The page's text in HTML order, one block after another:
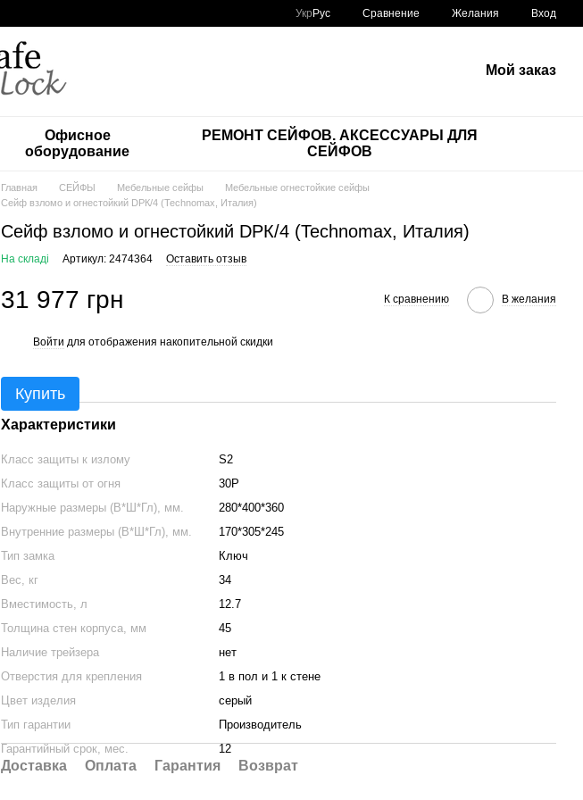
Укр Рус Сравнение Желания Вход
Мой заказ
Офисное
оборудование
РЕМОНТ СЕЙФОВ. АКСЕССУАРЫ ДЛЯ
СЕЙФОВ
Главная СЕЙФЫ Мебельные сейфы
Мебельные огнестойкие сейфы
Сейф взломо и огнестойкий DPК/4 (Technomax, Италия)
Сейф взломо и огнестойкий DPК/4 (Technomax, Италия)
На складі Артикул: 2474364 Оставить отзыв
31 977 грн К сравнению В желания
Войти для отображения накопительной скидки
Купить
Характеристики
Класс защиты к излому
S2
Класс защиты от огня
30P
Наружные размеры (В*Ш*Гл), мм.
280*400*360
Внутренние размеры (В*Ш*Гл), мм.
170*305*245
Тип замка
Ключ
Вес, кг
34
Вместимость, л
12.7
Толщина стен корпуса, мм
45
Наличие трейзера
нет
Отверстия для крепления
1 в пол и 1 к стене
Цвет изделия
серый
Тип гарантии
Производитель
Гарантийный срок, мес.
12
Доставка Оплата Гарантия Возврат